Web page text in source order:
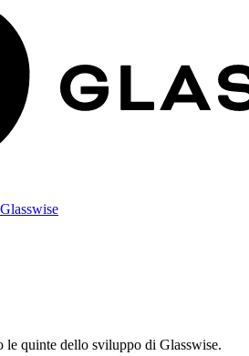
quinte dello sviluppo di Glasswise.